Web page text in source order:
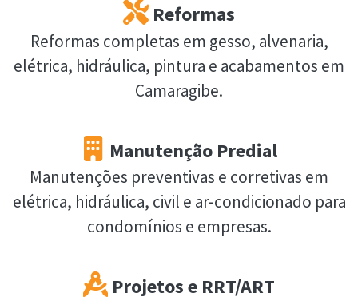
Reformas
Reformas completas em gesso, alvenaria,
elétrica, hidráulica, pintura e acabamentos em
Camaragibe.
Manutenção Predial
Manutenções preventivas e corretivas em
elétrica, hidráulica, civil e ar-condicionado para
condomínios e empresas.
Projetos e RRT/ART